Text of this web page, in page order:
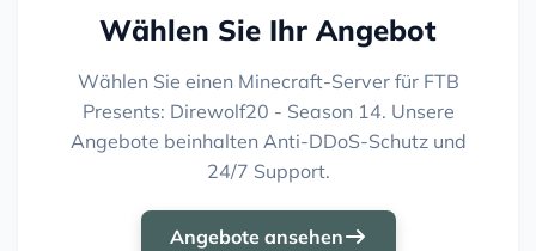
Wählen Sie Ihr Angebot
Wählen Sie einen Minecraft-Server für FTB
Presents: Direwolf20 - Season 14. Unsere
Angebote beinhalten Anti-DDoS-Schutz und
24/7 Support.
Angebote ansehen